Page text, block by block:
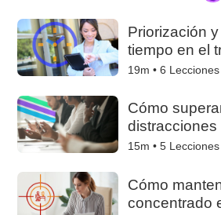
Priorización
tiempo en el
19m •6
Cómo
distracciones
15m •5
Cómo
concentrado